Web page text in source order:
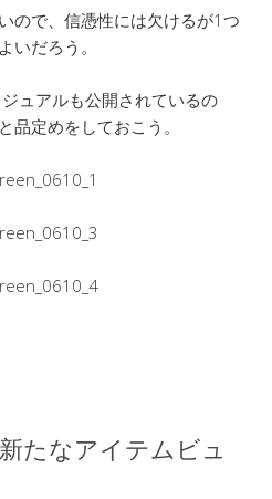
ので、信憑性には欠けるが1つ
いだろう。
ュアルも公開されているの
品定めをしておこう。
たなアイテムビュ